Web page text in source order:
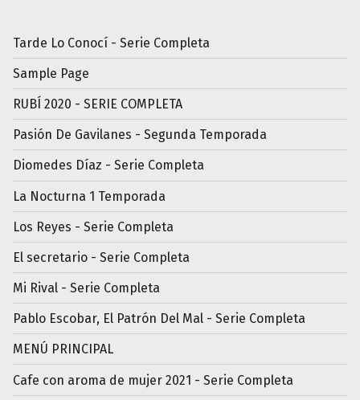
Tarde Lo Conocí - Serie Completa
Sample Page
RUBÍ 2020 - SERIE COMPLETA
Pasión De Gavilanes - Segunda Temporada
Diomedes Díaz - Serie Completa
La Nocturna 1 Temporada
Los Reyes - Serie Completa
El secretario - Serie Completa
Mi Rival - Serie Completa
Pablo Escobar, El Patrón Del Mal - Serie Completa
MENÚ PRINCIPAL
Cafe con aroma de mujer 2021 - Serie Completa